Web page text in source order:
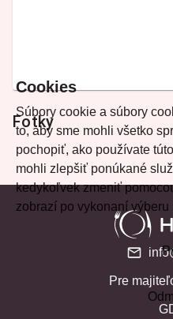
Fotky
Cookies
Súbory cookie a súbory
to, aby sme mohli všetko
pochopiť, ako používate
mohli zlepšiť ponúkané
kedykoľvek zmeniť
zobrazí po vykonaní výberu
Pre